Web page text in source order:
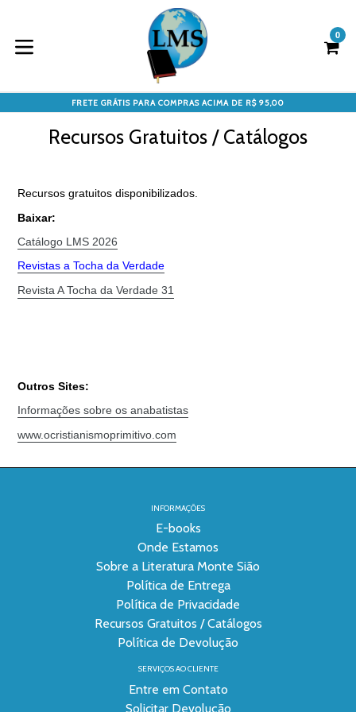
0
FRETE GRÁTIS PARA COMPRAS ACIMA DE R$ 95,00
Recursos Gratuitos / Catálogos
Recursos gratuitos disponibilizados.
Baixar:
Catálogo LMS 2026
Revistas a Tocha da Verdade
Revista A Tocha da Verdade 31
Outros Sites:
Informações sobre os anabatistas
www.ocristianismoprimitivo.com
INFORMAÇÕES
E-books
Onde Estamos
Sobre a Literatura Monte Sião
Política de Entrega
Política de Privacidade
Recursos Gratuitos / Catálogos
Política de Devolução
SERVIÇOS AO CLIENTE
Entre em Contato
Solicitar Devolução